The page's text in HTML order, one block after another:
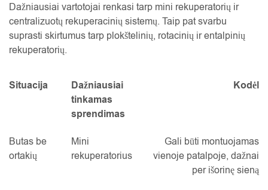
Dažniausiai vartotojai renkasi tarp mini rekuperatorių ir
centralizuotų rekuperacinių sistemų. Taip pat svarbu
suprasti skirtumus tarp plokštelinių, rotacinių ir entalpinių
rekuperatorių.
Situacija
Dažniausiai
tinkamas
sprendimas
Kodėl
Butas be
ortakių
Mini
rekuperatorius
Gali būti montuojamas
vienoje patalpoje, dažnai
per išorinę sieną